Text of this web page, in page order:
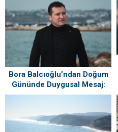
Bora Balcıoğlu’ndan Doğum
Gününde Duygusal Mesaj:
“Silivri’mi Çok Özlüyorum”